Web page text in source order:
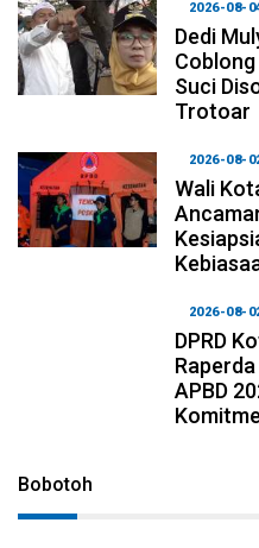
2026-08-
Dedi
Coblong
Suci
Trotoar
2026-08-
Wali
2026-08-
DPRD
APBD
Bobotoh